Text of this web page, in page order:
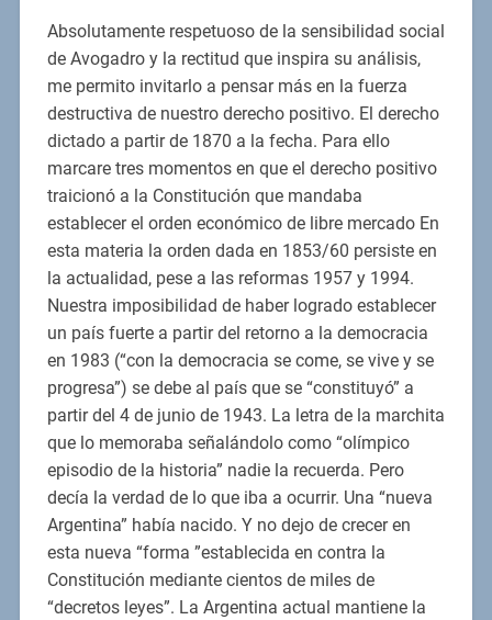
Absolutamente respetuoso de la sensibilidad social
de Avogadro y la rectitud que inspira su análisis,
me permito invitarlo a pensar más en la fuerza
destructiva de nuestro derecho positivo. El derecho
dictado a partir de 1870 a la fecha. Para ello
marcare tres momentos en que el derecho positivo
traicionó a la Constitución que mandaba
establecer el orden económico de libre mercado En
esta materia la orden dada en 1853/60 persiste en
la actualidad, pese a las reformas 1957 y 1994.
Nuestra imposibilidad de haber logrado establecer
un país fuerte a partir del retorno a la democracia
en 1983 (“con la democracia se come, se vive y se
progresa”) se debe al país que se “constituyó” a
partir del 4 de junio de 1943. La letra de la marchita
que lo memoraba señalándolo como “olímpico
episodio de la historia” nadie la recuerda. Pero
decía la verdad de lo que iba a ocurrir. Una “nueva
Argentina” había nacido. Y no dejo de crecer en
esta nueva “forma ”establecida en contra la
Constitución mediante cientos de miles de
“decretos leyes”. La Argentina actual mantiene la